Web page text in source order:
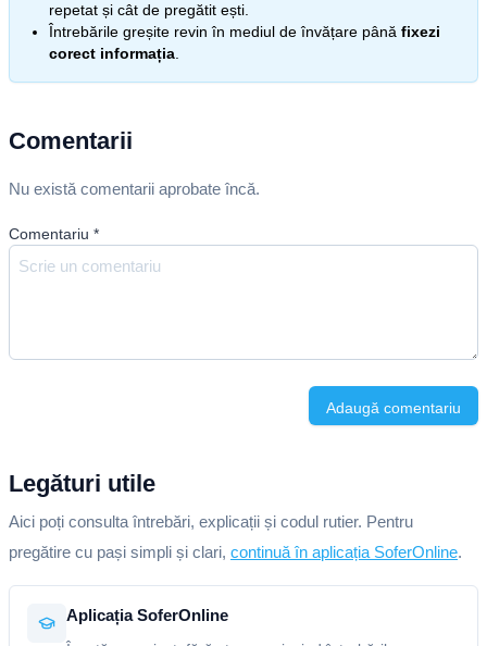
repetat și cât de pregătit ești.
Întrebările greșite revin în mediul de învățare până fixezi
corect informația
Comentarii
Nu există comentarii aprobate încă.
Comentariu *
Adaugă comentariu
Legături utile
Aici poți consulta întrebări, explicații și codul rutier. Pentru
pregătire cu pași simpli și clari, continuă în aplicația SoferOnline.
Aplicația SoferOnline